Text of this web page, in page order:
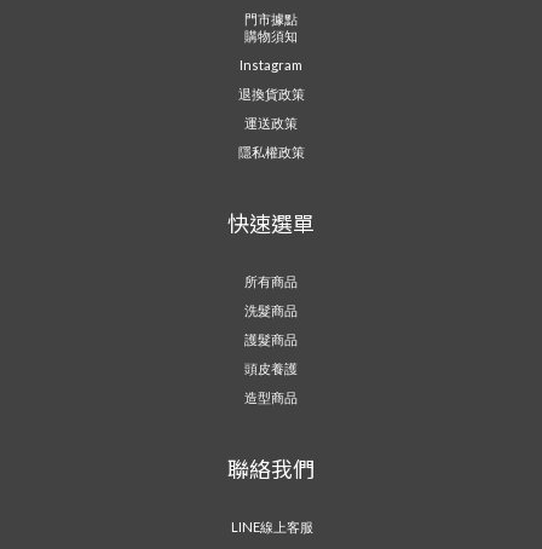
門市據點
購物須知
Instagram
退換貨政策
運送政策
隱私權政策
快速選單
所有商品
洗髮商品
護髮商品
頭皮養護
造型商品
聯絡我們
LINE線上客服